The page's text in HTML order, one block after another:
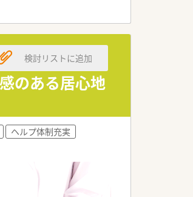
のある居心地
検討リストに追加
ヘルプ体制充実